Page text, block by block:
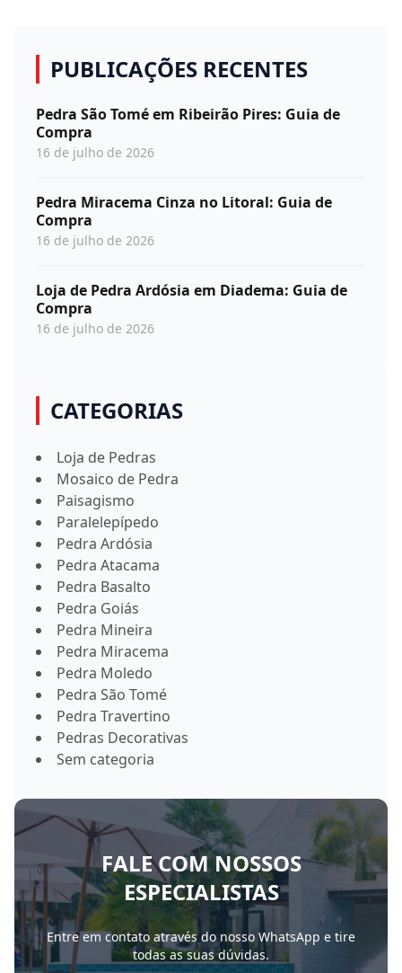
PUBLICAÇÕES RECENTES
Pedra São Tomé em Ribeirão Pires: Guia de
Compra
16 de julho de 2026
Pedra Miracema Cinza no Litoral: Guia de
Compra
16 de julho de 2026
Loja de Pedra Ardósia em Diadema: Guia de
Compra
16 de julho de 2026
CATEGORIAS
Loja de Pedras
Mosaico de Pedra
Paisagismo
Paralelepípedo
Pedra Ardósia
Pedra Atacama
Pedra Basalto
Pedra Goiás
Pedra Mineira
Pedra Miracema
Pedra Moledo
Pedra São Tomé
Pedra Travertino
Pedras Decorativas
Sem categoria
FALE COM NOSSOS
ESPECIALISTAS
Entre em contato através do nosso WhatsApp e tire
todas as suas dúvidas.